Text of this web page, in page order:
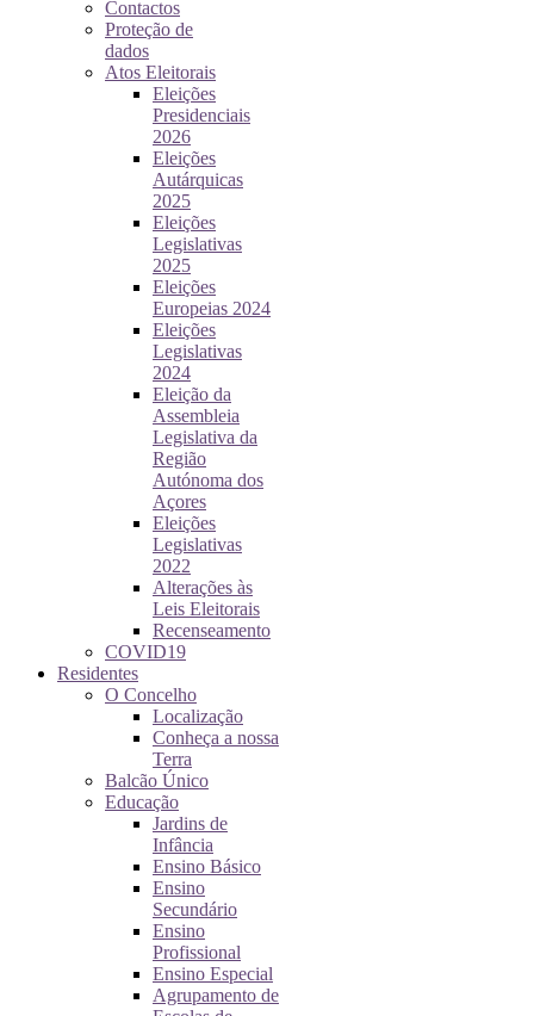
Contactos
Proteção de
dados
Atos Eleitorais
Eleições
Presidenciais
2026
Eleições
Autárquicas
2025
Eleições
Legislativas
2025
Eleições
Europeias 2024
Eleições
Legislativas
2024
Eleição da
Assembleia
Legislativa da
Região
Autónoma dos
Açores
Eleições
Legislativas
2022
Alterações às
Leis Eleitorais
Recenseamento
COVID19
Residentes
O Concelho
Localização
Conheça a nossa
Terra
Balcão Único
Educação
Jardins de
Infância
Ensino Básico
Ensino
Secundário
Ensino
Profissional
Ensino Especial
Agrupamento de